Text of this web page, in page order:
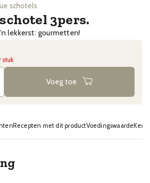
schotels
3pers.
lekkerst: gourmetten!
stuk
Voeg toe
Recepten met dit productVoedingswaarde